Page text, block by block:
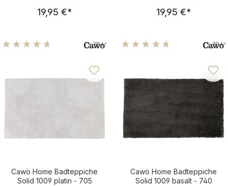
Regulärer Preis:
19,95 €* Regulärer
19,95 €*
Cawö Home Badteppiche
Solid 1009 platin - 705
Cawö Home Badteppiche
Solid 1009 basalt - 740